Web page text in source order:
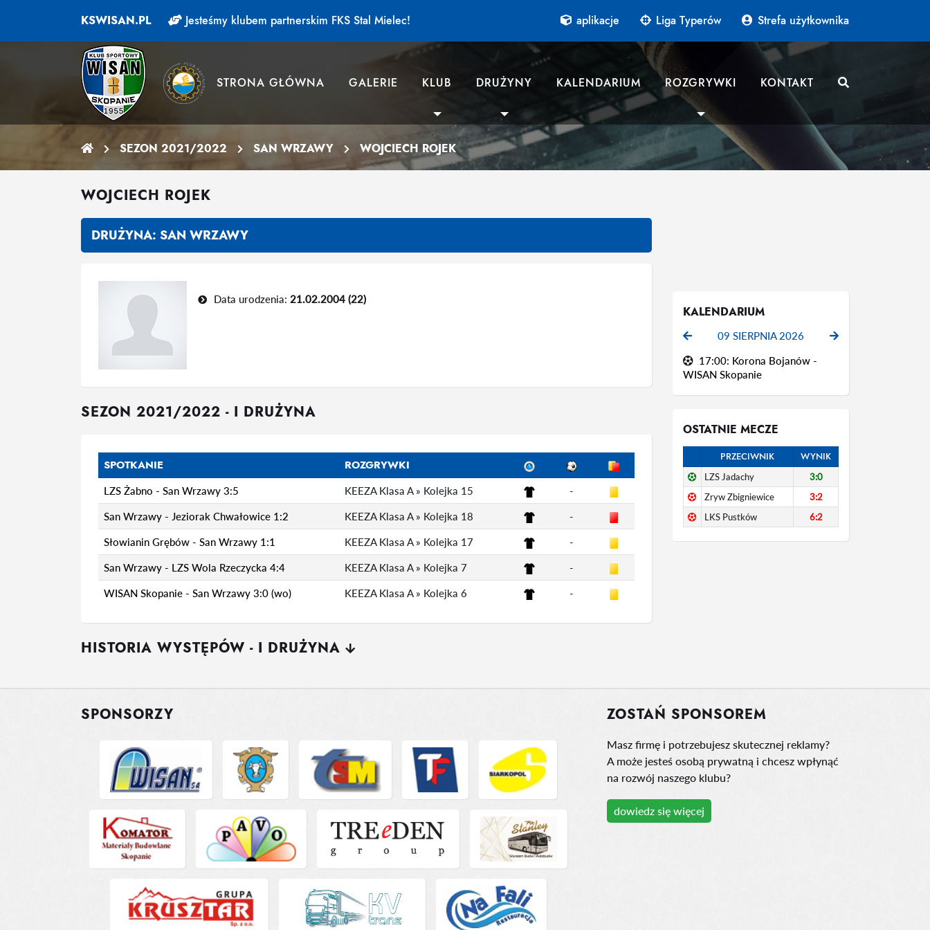
KSWISAN.PL Jesteśmy klubem partnerskim FKS Stal Mielec! aplikacje Liga Typerów Strefa użytkownika
STRONA GŁÓWNA GALERIE KLUB DRUŻYNY KALENDARIUM ROZGRYWKI KONTAKT
SEZON 2021/2022 SAN WRZAWY WOJCIECH ROJEK
WOJCIECH ROJEK
DRUŻYNA: SAN WRZAWY
Data urodzenia: 21.02.2004 (22)
SEZON 2021/2022 - I DRUŻYNA
SPOTKANIE ROZGRYWKI
LZS Żabno - San Wrzawy 3:5 KEEZA Klasa A » Kolejka 15 -
San Wrzawy - Jeziorak Chwałowice 1:2 KEEZA Klasa A » Kolejka 18 -
Słowianin Grębów - San Wrzawy 1:1 KEEZA Klasa A » Kolejka 17 -
San Wrzawy - LZS Wola Rzeczycka 4:4 KEEZA Klasa A » Kolejka 7 -
WISAN Skopanie - San Wrzawy 3:0 (wo) KEEZA Klasa A » Kolejka 6 -
HISTORIA WYSTĘPÓW - I DRUŻYNA
KALENDARIUM
09 SIERPNIA 2026
17:00: Korona Bojanów -
WISAN Skopanie
OSTATNIE MECZE
PRZECIWNIK WYNIK
LZS Jadachy
3:0
Zryw Zbigniewice
3:2
LKS Pustków
6:2
SPONSORZY ZOSTAŃ SPONSOREM
Masz firmę i potrzebujesz skutecznej reklamy?
A może jesteś osobą prywatną i chcesz wpłynąć
na rozwój naszego klubu?
dowiedz się więcej